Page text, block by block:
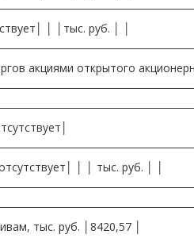
│ │тыс. руб. │ │
акциями открытого
│ │ тыс. руб. │ │
тыс. руб. │8420,57 │